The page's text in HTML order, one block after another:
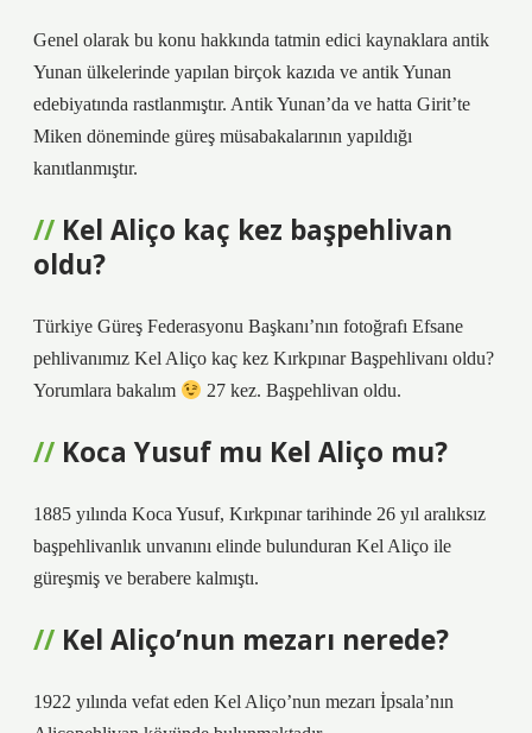
Genel olarak bu konu hakkında tatmin edici kaynaklara antik
Yunan ülkelerinde yapılan birçok kazıda ve antik Yunan
edebiyatında rastlanmıştır. Antik Yunan’da ve hatta Girit’te
Miken döneminde güreş müsabakalarının yapıldığı
kanıtlanmıştır.
Kel Aliço kaç kez başpehlivan
oldu?
Türkiye Güreş Federasyonu Başkanı’nın fotoğrafı Efsane
pehlivanımız Kel Aliço kaç kez Kırkpınar Başpehlivanı oldu?
Yorumlara bakalım
27 kez. Başpehlivan oldu.
Koca Yusuf mu Kel Aliço mu?
1885 yılında Koca Yusuf, Kırkpınar tarihinde 26 yıl aralıksız
başpehlivanlık unvanını elinde bulunduran Kel Aliço ile
güreşmiş ve berabere kalmıştı.
Kel Aliço’nun mezarı nerede?
1922 yılında vefat eden Kel Aliço’nun mezarı İpsala’nın